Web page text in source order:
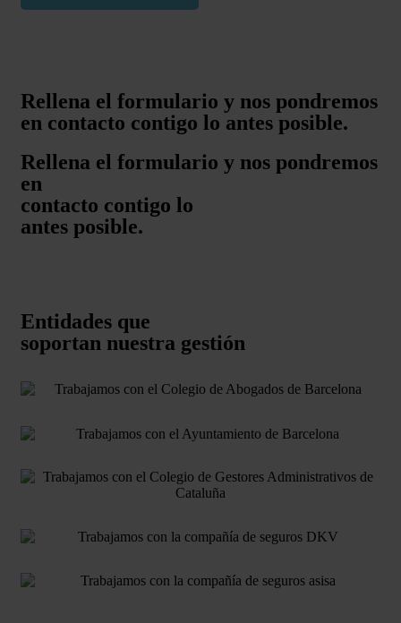
Rellena el formulario y nos pondremos
en contacto contigo lo antes posible.
Rellena el formulario y nos pondremos
en
contacto contigo lo
antes posible.
Entidades que
soportan nuestra gestión